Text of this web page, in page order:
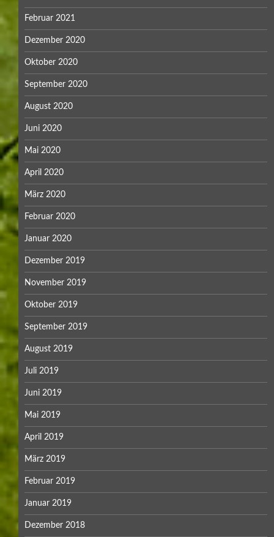
Februar 2021
Dezember 2020
Oktober 2020
September 2020
August 2020
Juni 2020
Mai 2020
April 2020
März 2020
Februar 2020
Januar 2020
Dezember 2019
November 2019
Oktober 2019
September 2019
August 2019
Juli 2019
Juni 2019
Mai 2019
April 2019
März 2019
Februar 2019
Januar 2019
Dezember 2018